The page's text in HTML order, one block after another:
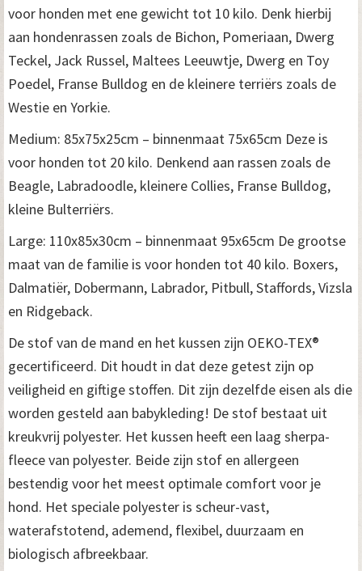
voor honden met ene gewicht tot 10 kilo. Denk hierbij
aan hondenrassen zoals de Bichon, Pomeriaan, Dwerg
Teckel, Jack Russel, Maltees Leeuwtje, Dwerg en Toy
Poedel, Franse Bulldog en de kleinere terriërs zoals de
Westie en Yorkie.
Medium: 85x75x25cm – binnenmaat 75x65cm Deze is
voor honden tot 20 kilo. Denkend aan rassen zoals de
Beagle, Labradoodle, kleinere Collies, Franse Bulldog,
kleine Bulterriërs.
Large: 110x85x30cm – binnenmaat 95x65cm De grootse
maat van de familie is voor honden tot 40 kilo. Boxers,
Dalmatiër, Dobermann, Labrador, Pitbull, Staffords, Vizsla
en Ridgeback.
De stof van de mand en het kussen zijn OEKO-TEX®
gecertificeerd. Dit houdt in dat deze getest zijn op
veiligheid en giftige stoffen. Dit zijn dezelfde eisen als die
worden gesteld aan babykleding! De stof bestaat uit
kreukvrij polyester. Het kussen heeft een laag sherpa-
fleece van polyester. Beide zijn stof en allergeen
bestendig voor het meest optimale comfort voor je
hond. Het speciale polyester is scheur-vast,
waterafstotend, ademend, flexibel, duurzaam en
biologisch afbreekbaar.